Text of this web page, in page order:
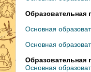
Образовательная
Основная
Основная
Образовательная
Основная